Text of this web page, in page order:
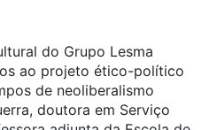
do Grupo Lesma
ao projeto ético-político
de neoliberalismo
doutora em Serviço